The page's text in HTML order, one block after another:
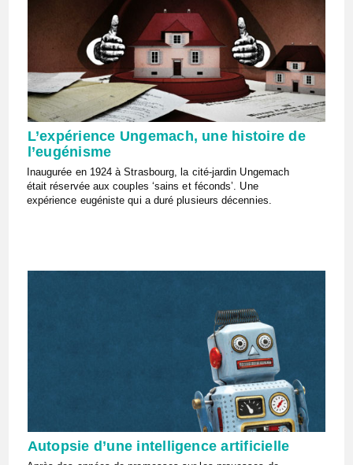
L’expérience Ungemach, une histoire de
l’eugénisme
Inaugurée en 1924 à Strasbourg, la cité-jardin Ungemach
était réservée aux couples ‘sains et féconds’. Une
expérience eugéniste qui a duré plusieurs décennies.
Autopsie d’une intelligence artificielle